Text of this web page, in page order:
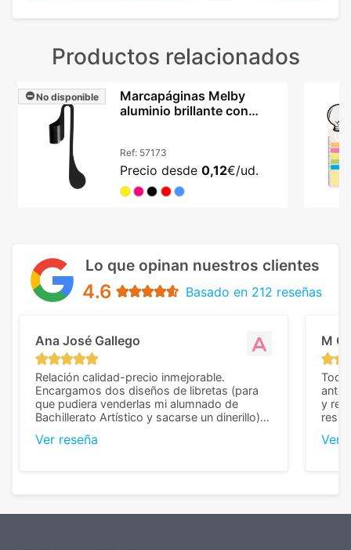
Productos relacionados
No disponible
Marcapáginas Melby
aluminio brillante con
Ref: 57173
Precio desde 0,12€/ud.
Lo que opinan nuestros clientes
4.6 Basado en 212 reseñas
Ana José Gallego
Relación calidad-precio inmejorable.
Encargamos dos diseños de libretas (para
que pudiera venderlas mi alumnado de
Bachillerato Artístico y sacarse un dinerillo) y
diferencia, con libretas de muy buena calidad
Ver reseña
M C
Todo
y
Ver